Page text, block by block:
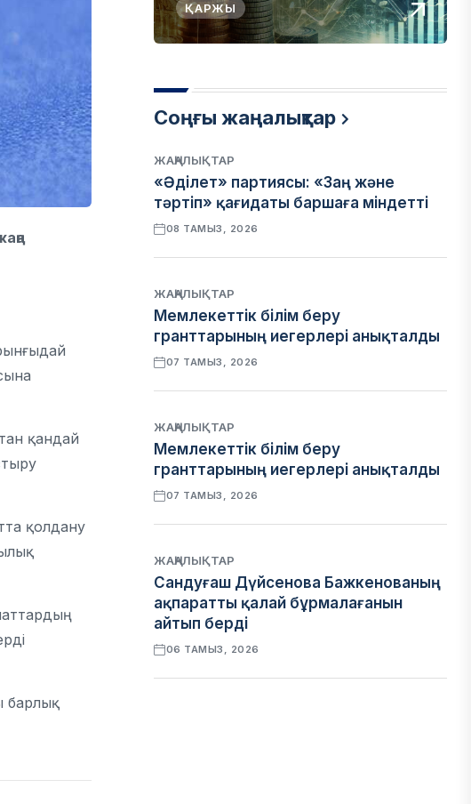
қандай
қолдану
барлық
ҚАРЖЫ
Соңғы жаңалықтар
ЖАҢАЛЫҚТАР
«Әділет» партиясы: «Заң және
тәртіп» қағидаты баршаға міндетті
08 ТАМЫЗ, 2026
ЖАҢАЛЫҚТАР
Мемлекеттік білім беру
гранттарының иегерлері анықталды
07 ТАМЫЗ, 2026
ЖАҢАЛЫҚТАР
Мемлекеттік білім беру
гранттарының иегерлері анықталды
07 ТАМЫЗ, 2026
ЖАҢАЛЫҚТАР
Сандуғаш Дүйсенова Бажкенованың
ақпаратты қалай бұрмалағанын
айтып берді
06 ТАМЫЗ, 2026